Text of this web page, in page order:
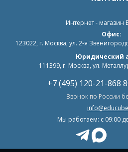
Интернет - магазин
Офис:
123022, г. Москва, ул. 2-я
Юридический
111399, г. Москва, ул.
+7 (495) 120-21-868
Звонок по России
Мы работаем: c 09:00